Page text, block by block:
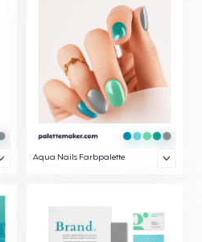
Aqua Nails Farbpalette